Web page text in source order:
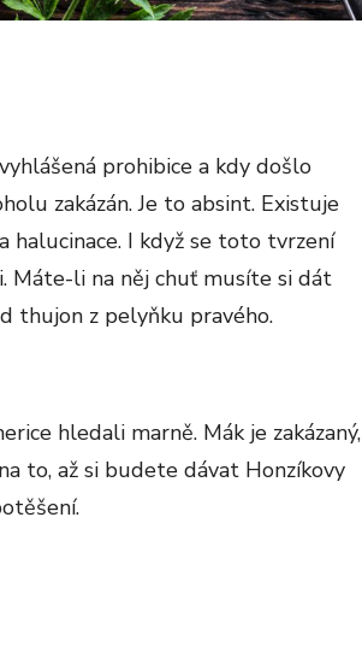
prohibice a kdy došlo
zakázán. Je to absint. Existuje
halucinace. I když se toto tvrzení
Máte-li na něj chuť musíte si dát
thujon z pelyňku pravého.
hledali marně. Mák je zakázaný,
to, až si budete dávat Honzíkovy